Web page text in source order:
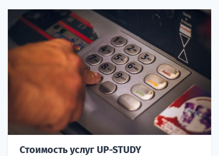
Стоимость услуг UP-STUDY